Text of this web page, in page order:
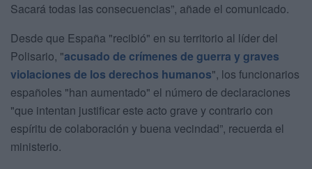
Sacará todas las consecuencias”, añade el comunicado.
Desde que España "recibió" en su territorio al líder del
Polisario, "acusado de crímenes de guerra y graves
violaciones de los derechos humanos", los funcionarios
españoles "han aumentado" el número de declaraciones
"que intentan justificar este acto grave y contrario con
espíritu de colaboración y buena vecindad”, recuerda el
ministerio.